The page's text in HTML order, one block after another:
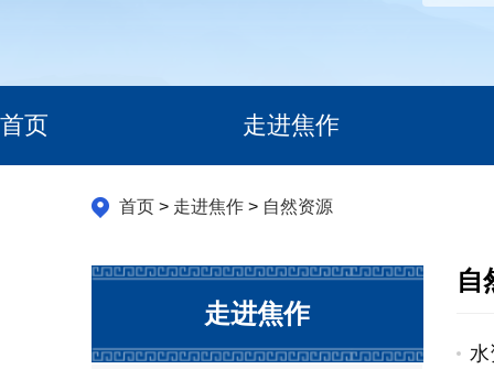
首页 走进焦作
首页> 走进焦作> 自然资源
走进焦作
自
水